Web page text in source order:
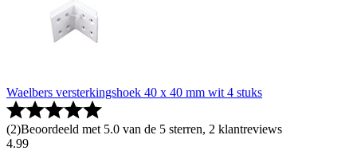
Waelbers versterkingshoek 40 x 40 mm wit 4 stuks
(2)Beoordeeld met 5.0 van de 5 sterren, 2 klantreviews
4.99